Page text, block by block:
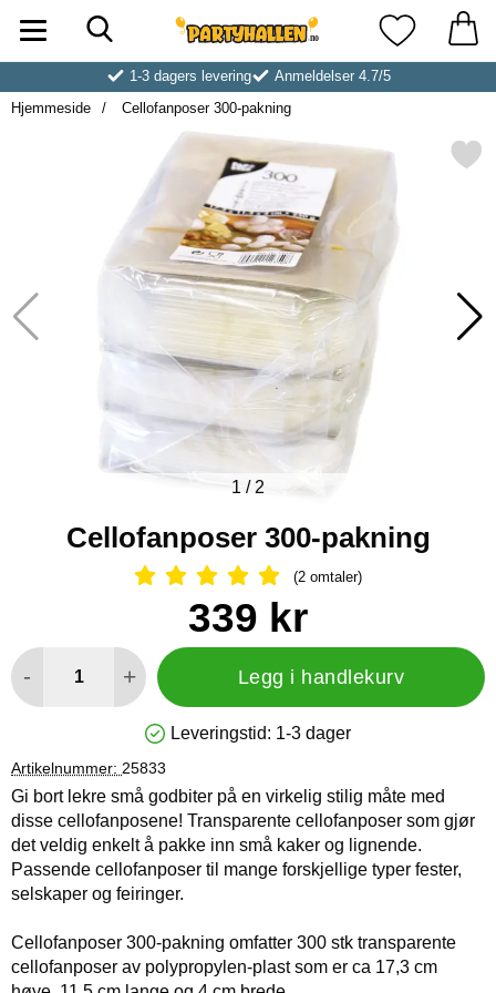
Startsiden for Partyhallen ABMine
1-3 dagers levering
Anmeldelser 4.7/5
Hjemmeside
Cellofanposer 300-pakning
Merk cellofanposer 300-
1 / 2
Cellofanposer 300-pakning
Vurdering: 5 Stjerne, Gå til alle
(2 omtaler)
Handle dette produktet, Cellofanposer 300-pakning
pris
339 kr
- + Legg i handlekurv
Produkttilgjengelighet: På lager
Leveringstid: 1-3 dager
Artikelnummer: 25833
Gi bort lekre små godbiter på en virkelig stilig måte med
disse cellofanposene! Transparente cellofanposer som gjør
det veldig enkelt å pakke inn små kaker og lignende.
Passende cellofanposer til mange forskjellige typer fester,
selskaper og feiringer.
Cellofanposer 300-pakning omfatter 300 stk transparente
cellofanposer av polypropylen-plast som er ca 17,3 cm